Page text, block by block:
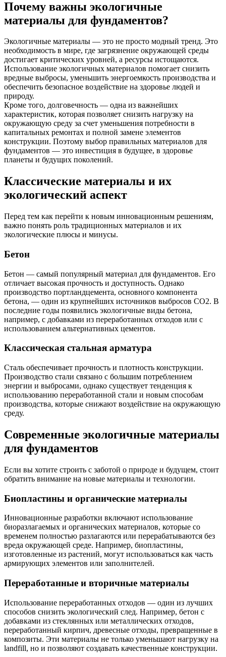
Почему важны экологичные
материалы для фундаментов?
Экологичные материалы — это не просто модный тренд. Это
необходимость в мире, где загрязнение окружающей среды
достигает критических уровней, а ресурсы истощаются.
Использование экологичных материалов помогает снизить
вредные выбросы, уменьшить энергоемкость производства и
обеспечить безопасное воздействие на здоровье людей и
природу.
Кроме того, долговечность — одна из важнейших
характеристик, которая позволяет снизить нагрузку на
окружающую среду за счет уменьшения потребности в
капитальных ремонтах и полной замене элементов
конструкции. Поэтому выбор правильных материалов для
фундаментов — это инвестиция в будущее, в здоровье
планеты и будущих поколений.
Классические материалы и их
экологический аспект
Перед тем как перейти к новым инновационным решениям,
важно понять роль традиционных материалов и их
экологические плюсы и минусы.
Бетон
Бетон — самый популярный материал для фундаментов. Его
отличает высокая прочность и доступность. Однако
производство портландцемента, основного компонента
бетона, — один из крупнейших источников выбросов CO2. В
последние годы появились экологичные виды бетона,
например, с добавками из переработанных отходов или с
использованием альтернативных цементов.
Классическая стальная арматура
Сталь обеспечивает прочность и плотность конструкции.
Производство стали связано с большим потреблением
энергии и выбросами, однако существует тенденция к
использованию переработанной стали и новым способам
производства, которые снижают воздействие на окружающую
среду.
Современные экологичные материалы
для фундаментов
Если вы хотите строить с заботой о природе и будущем, стоит
обратить внимание на новые материалы и технологии.
Биопластины и органические материалы
Инновационные разработки включают использование
биоразлагаемых и органических материалов, которые со
временем полностью разлагаются или перерабатываются без
вреда окружающей среде. Например, биопластины,
изготовленные из растений, могут использоваться как часть
армирующих элементов или заполнителей.
Переработанные и вторичные материалы
Использование переработанных отходов — один из лучших
способов снизить экологический след. Например, бетон с
добавками из стеклянных или металлических отходов,
переработанный кирпич, древесные отходы, превращенные в
композиты. Эти материалы не только уменьшают нагрузку на
landfill, но и позволяют создавать качественные конструкции.